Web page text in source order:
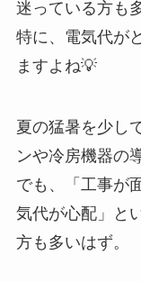
迷っている方も
特に、電気代が
ますよね💡
夏の猛暑を少し
ンや冷房機器の
でも、「工事が
気代が心配」と
方も多いはず。